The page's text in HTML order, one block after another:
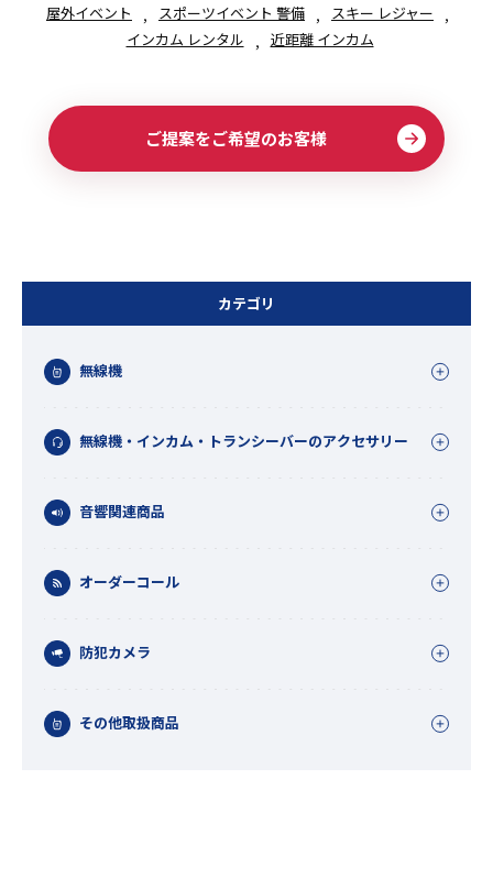
カテゴリ
無線機
無線機・インカム・トランシーバーのアクセサリー
音響関連商品
オーダーコール
防犯カメラ
その他取扱商品
屋外イベント
スポーツイベント 警備
スキー レジャー
インカム レンタル
近距離 インカム
ご提案をご希望のお客様